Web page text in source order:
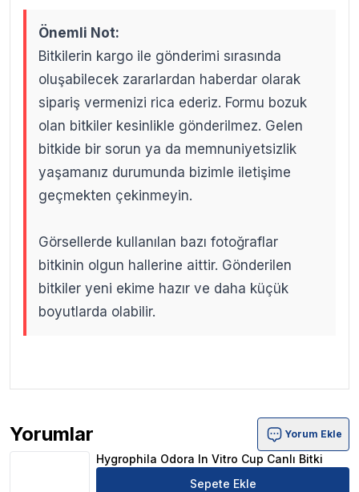
Önemli Not:
Bitkilerin kargo ile gönderimi sırasında
oluşabilecek zararlardan haberdar olarak
sipariş vermenizi rica ederiz. Formu bozuk
olan bitkiler kesinlikle gönderilmez. Gelen
bitkide bir sorun ya da memnuniyetsizlik
yaşamanız durumunda bizimle iletişime
geçmekten çekinmeyin.
Görsellerde kullanılan bazı fotoğraflar
bitkinin olgun hallerine aittir. Gönderilen
bitkiler yeni ekime hazır ve daha küçük
boyutlarda olabilir.
Yorumlar
Hygrophila Odora In Vitro Cup Canlı Bitki Ürün Yorumları
Yorum Ekle
Hygrophila Odora In Vitro Cup Canlı Bitki
Sepete Ekle